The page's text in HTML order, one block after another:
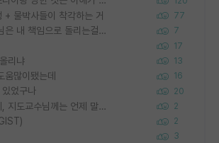
+ 물박사들이 착각하는 거 77
왜 후배가 못하는걸 교수님은 내 책임으로 돌리는걸까요? 7
17
리냐 13
많이됐는데 16
었구나 20
타대학원 컨텍 준비중인데, 지도교수님께는 언제 말씀드려야 할까요? 2
2
3